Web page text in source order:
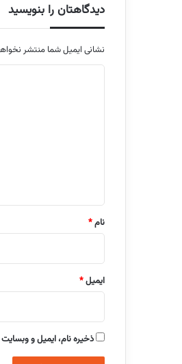
دیدگاهتان را بنویسید
نشانی ایمیل شما منتشر
نام*
ایمیل*
ذخیره نام، ایمیل و